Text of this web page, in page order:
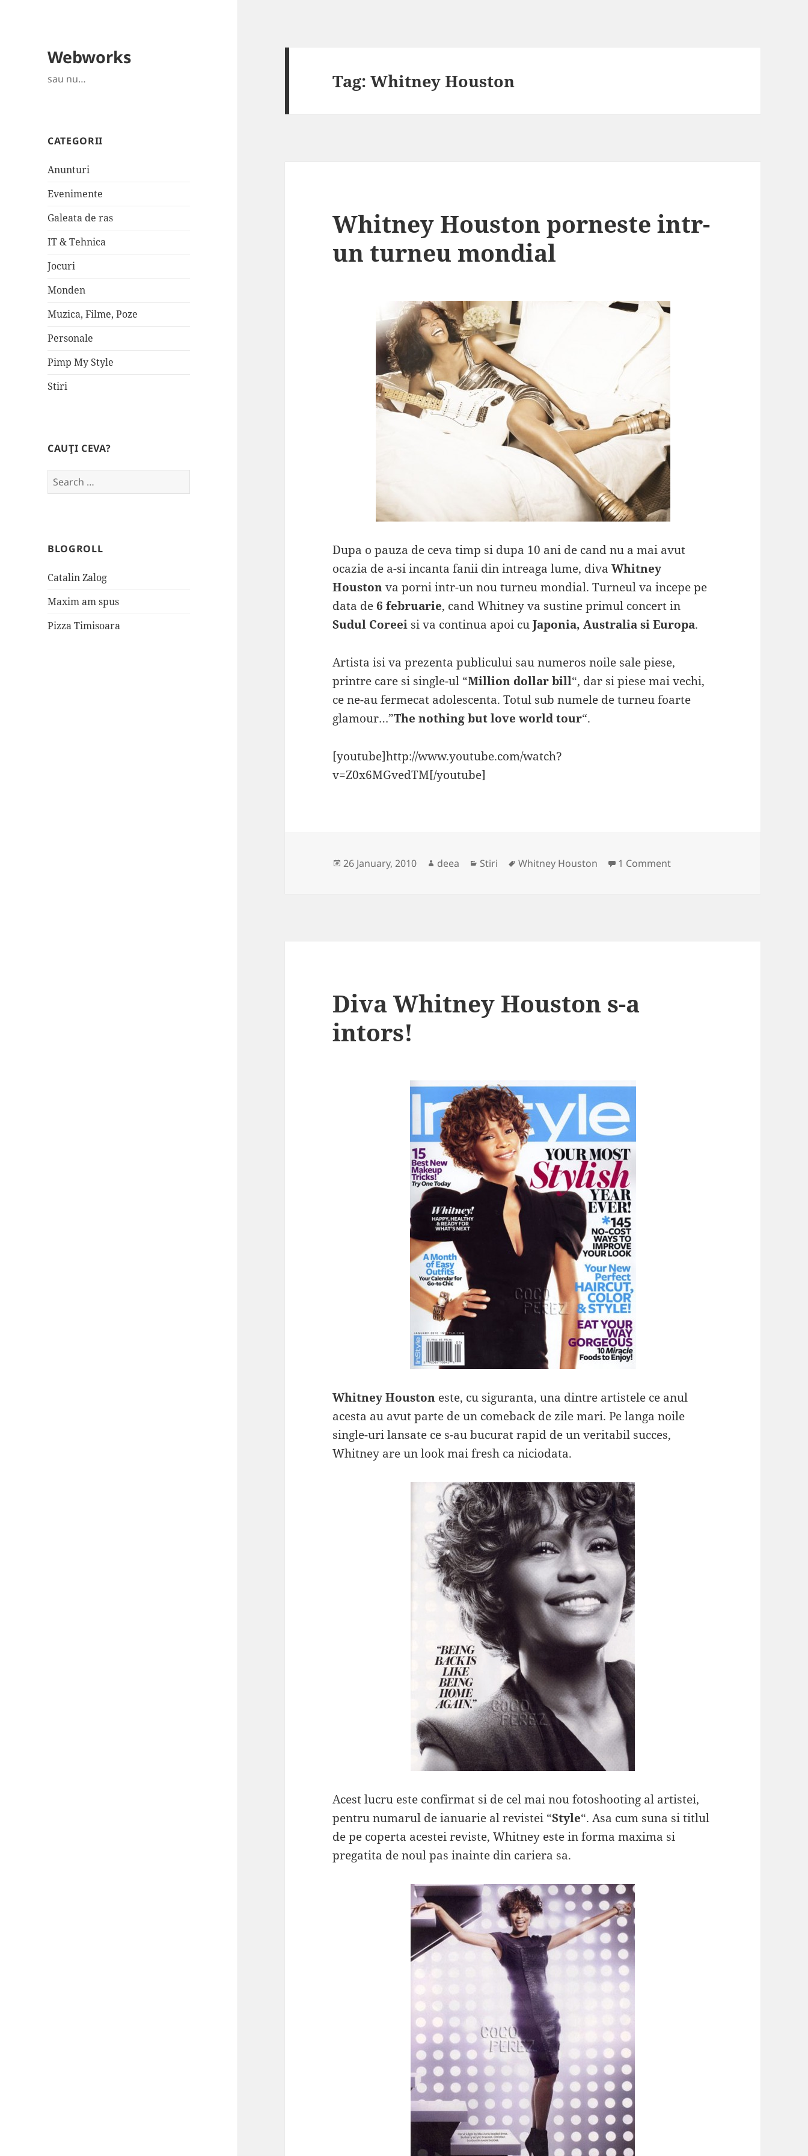
Webworks
sau nu…
CATEGORII
Anunturi
Evenimente
Galeata de ras
IT & Tehnica
Jocuri
Monden
Muzica, Filme, Poze
Personale
Pimp My Style
Stiri
CAUŢI CEVA?
Search
for:
BLOGROLL
Catalin Zalog
Maxim am spus
Pizza Timisoara
Tag:Whitney Houston
Whitney Houston porneste intr-
un turneu mondial
Dupa o pauza de ceva timp si dupa 10 ani de cand nu a mai avut
ocazia de a-si incanta fanii din intreaga lume, divaWhitney
Houstonva porni intr-un nou turneu mondial. Turneul va incepe pe
data de6 februarie, cand Whitney va sustine primul concert in
Sudul Coreei si va continua apoi cuJaponia, Australia si Europa.
Artista isi va prezenta publicului sau numeros noile sale piese,
printre care si single-ul “Million dollar bill“, dar si piese mai vechi,
ce ne-au fermecat adolescenta. Totul sub numele de turneu foarte
glamour…”The nothing but love world tour“.
[youtube]http://www.youtube.com/watch?
v=Z0x6MGvedTM[/youtube]
Posted
26 January, 2010 Author
deea Categories
Stiri Tags
Whitney Houston 1 Commenton Whitney Houston
Diva Whitney Houston s-a
intors!
Whitney Houston este, cu siguranta, una dintre artistele ce anul
acesta au avut parte de un comeback de zile mari. Pe langa noile
single-uri lansate ce s-au bucurat rapid de un veritabil succes,
Whitney are un look mai fresh ca niciodata.
Acest lucru este confirmat si de cel mai nou fotoshooting al artistei,
pentru numarul de ianuarie al revistei “Style“. Asa cum suna si titlul
de pe coperta acestei reviste, Whitney este in forma maxima si
pregatita de noul pas inainte din cariera sa.